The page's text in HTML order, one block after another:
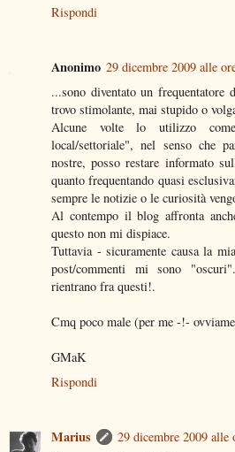
Rispondi
Anonimo 29 dicembre 2009 alle
...sono diventato un
trovo stimolante, mai stupido o
Alcune volte lo utilizzo
local/settoriale", nel senso che
nostre, posso restare informato
quanto frequentando quasi
sempre le notizie o le curiosità
Al contempo il blog affronta
questo non mi dispiace.
Tuttavia - sicuramente causa la
post/commenti mi sono
rientrano fra questi!.
Cmq poco male (per me -!-
GMaK
Rispondi
Marius
29 dicembre 2009 alle